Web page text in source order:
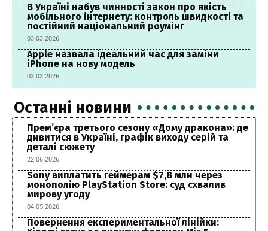
В Україні набув чинності закон про якість
мобільного інтернету: контроль швидкості та
постійний національний роумінг
03.03.2026
Apple назвала ідеальний час для заміни
iPhone на нову модель
03.03.2026
Останні новини
Прем’єра третього сезону «Дому дракона»: де
дивитися в Україні, графік виходу серій та
деталі сюжету
22.06.2026
Sony виплатить геймерам $7,8 млн через
монополію PlayStation Store: суд схвалив
мирову угоду
04.05.2026
Повернення експериментальної лінійки: